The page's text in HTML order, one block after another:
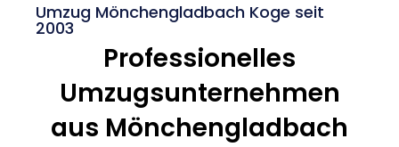
Umzug Mönchengladbach Koge seit
2003
Professionelles
Umzugsunternehmen
aus Mönchengladbach